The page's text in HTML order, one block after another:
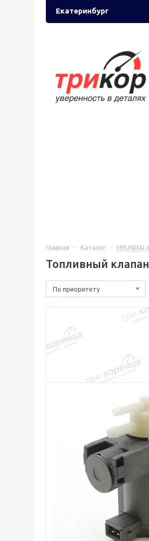
Екатеринбург
Главная - Каталог - HYUNDAI
Топливный клапан
По приоритету